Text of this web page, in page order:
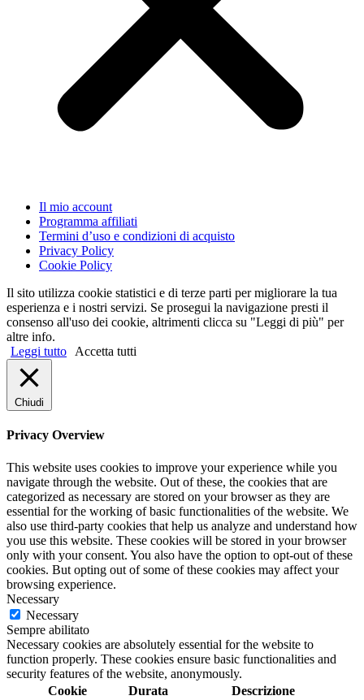
Il mio account
Programma affiliati
Termini d’uso e condizioni di acquisto
Privacy Policy
Cookie Policy
Il sito utilizza cookie statistici e di terze parti per migliorare la tua
esperienza e i nostri servizi. Se prosegui la navigazione presti il
consenso all'uso dei cookie, altrimenti clicca su "Leggi di più" per
altre info.
Leggi tutto
Accetta tutti
Chiudi
Privacy Overview
This website uses cookies to improve your experience while you
navigate through the website. Out of these, the cookies that are
categorized as necessary are stored on your browser as they are
essential for the working of basic functionalities of the website. We
also use third-party cookies that help us analyze and understand how
you use this website. These cookies will be stored in your browser
only with your consent. You also have the option to opt-out of these
cookies. But opting out of some of these cookies may affect your
browsing experience.
Necessary
Necessary
Sempre abilitato
Necessary cookies are absolutely essential for the website to
function properly. These cookies ensure basic functionalities and
security features of the website, anonymously.
Cookie
Durata Descrizione